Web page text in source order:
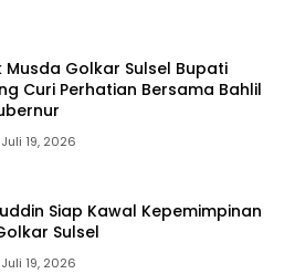
Musda Golkar Sulsel Bupati
Curi Perhatian Bersama Bahlil
Juli 19, 2026
Siap Kawal Kepemimpinan
Sulsel
Juli 19, 2026